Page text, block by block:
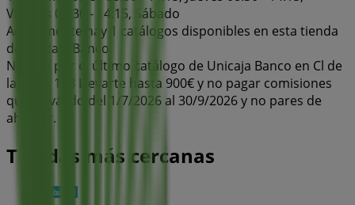
Viernes 08:30 - 14:15, Sábado
Actualmente hay 1 catálogos disponibles en esta tienda
de Unicaja Banco.
Navega por el último catálogo de Unicaja Banco en Cl de
la Plaza 138 Llevarte hasta 900€ y no pagar comisiones
que es válido del 1/7/2026 al 30/9/2026 y no pares de
ahorrar.
Tiendas más cercanas